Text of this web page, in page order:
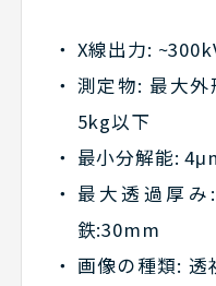
X線出力:
測定物: 最大
5kg以下
最小分解能:
最大透過厚
鉄:30mm
画像の種類: 透